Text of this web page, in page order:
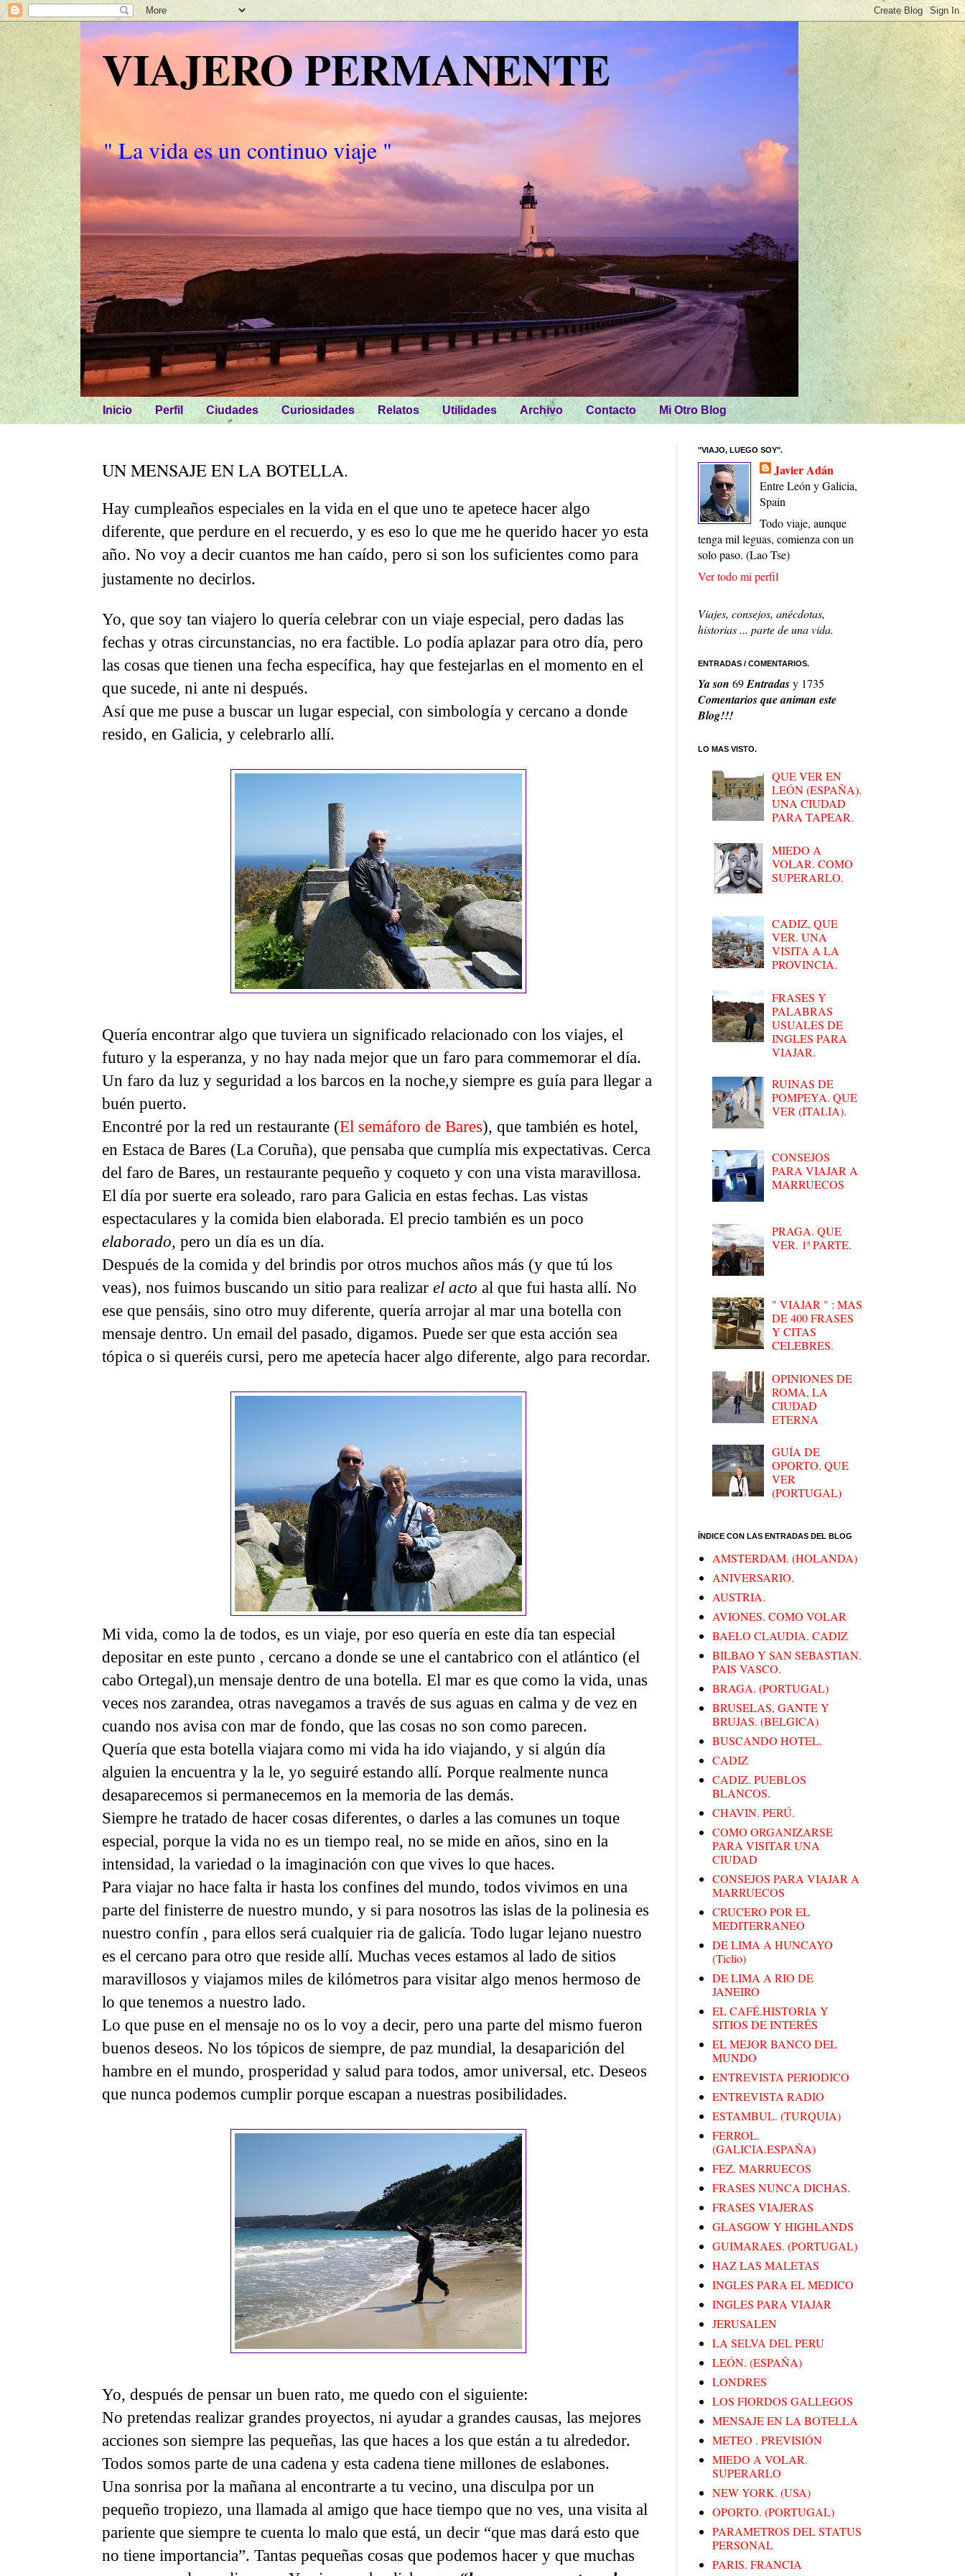
VIAJERO PERMANENTE
" La vida es un continuo viaje "
Inicio Perfil Ciudades Curiosidades Relatos Utilidades Archivo Contacto Mi Otro Blog
UN MENSAJE EN LA BOTELLA.
Hay cumpleaños especiales en la vida en el que uno te apetece hacer algo
diferente, que perdure en el recuerdo, y es eso lo que me he querido hacer yo esta
año. No voy a decir cuantos me han caído, pero si son los suficientes como para
justamente no decirlos.
Yo, que soy tan viajero lo quería celebrar con un viaje especial, pero dadas las
fechas y otras circunstancias, no era factible. Lo podía aplazar para otro día, pero
las cosas que tienen una fecha específica, hay que festejarlas en el momento en el
que sucede, ni ante ni después.
Así que me puse a buscar un lugar especial, con simbología y cercano a donde
resido, en Galicia, y celebrarlo allí.
Quería encontrar algo que tuviera un significado relacionado con los viajes, el
futuro y la esperanza, y no hay nada mejor que un faro para commemorar el día.
Un faro da luz y seguridad a los barcos en la noche,y siempre es guía para llegar a
buén puerto.
Encontré por la red un restaurante (El semáforo de Bares), que también es hotel,
en Estaca de Bares (La Coruña), que pensaba que cumplía mis expectativas. Cerca
del faro de Bares, un restaurante pequeño y coqueto y con una vista maravillosa.
El día por suerte era soleado, raro para Galicia en estas fechas. Las vistas
espectaculares y la comida bien elaborada. El precio también es un poco
elaborado, pero un día es un día.
Después de la comida y del brindis por otros muchos años más (y que tú los
veas), nos fuimos buscando un sitio para realizar el acto al que fui hasta allí. No
ese que pensáis, sino otro muy diferente, quería arrojar al mar una botella con
mensaje dentro. Un email del pasado, digamos. Puede ser que esta acción sea
tópica o si queréis cursi, pero me apetecía hacer algo diferente, algo para recordar.
Mi vida, como la de todos, es un viaje, por eso quería en este día tan especial
depositar en este punto , cercano a donde se une el cantabrico con el atlántico (el
cabo Ortegal),un mensaje dentro de una botella. El mar es que como la vida, unas
veces nos zarandea, otras navegamos a través de sus aguas en calma y de vez en
cuando nos avisa con mar de fondo, que las cosas no son como parecen.
Quería que esta botella viajara como mi vida ha ido viajando, y si algún día
alguien la encuentra y la le, yo seguiré estando allí. Porque realmente nunca
desaparecemos si permanecemos en la memoria de las demás.
Siempre he tratado de hacer cosas diferentes, o darles a las comunes un toque
especial, porque la vida no es un tiempo real, no se mide en años, sino en la
intensidad, la variedad o la imaginación con que vives lo que haces.
Para viajar no hace falta ir hasta los confines del mundo, todos vivimos en una
parte del finisterre de nuestro mundo, y si para nosotros las islas de la polinesia es
nuestro confín , para ellos será cualquier ria de galicía. Todo lugar lejano nuestro
es el cercano para otro que reside allí. Muchas veces estamos al lado de sitios
maravillosos y viajamos miles de kilómetros para visitar algo menos hermoso de
lo que tenemos a nuestro lado.
Lo que puse en el mensaje no os lo voy a decir, pero una parte del mismo fueron
buenos deseos. No los tópicos de siempre, de paz mundial, la desaparición del
hambre en el mundo, prosperidad y salud para todos, amor universal, etc. Deseos
que nunca podemos cumplir porque escapan a nuestras posibilidades.
Yo, después de pensar un buen rato, me quedo con el siguiente:
No pretendas realizar grandes proyectos, ni ayudar a grandes causas, las mejores
acciones son siempre las pequeñas, las que haces a los que están a tu alrededor.
Todos somos parte de una cadena y esta cadena tiene millones de eslabones.
Una sonrisa por la mañana al encontrarte a tu vecino, una disculpa por un
pequeño tropiezo, una llamada al amigo que hace tiempo que no ves, una visita al
pariente que siempre te cuenta lo malo que está, un decir “que mas dará esto que
no tiene importancia”. Tantas pequeñas cosas que podemos hacer y que muchas
"VIAJO, LUEGO SOY".
Javier Adán
Entre León y Galicia,
Spain
Todo viaje, aunque
tenga mil leguas, comienza con un
solo paso. (Lao Tse)
Ver todo mi perfil
Viajes, consejos, anécdotas,
historias ... parte de una vida.
ENTRADAS / COMENTARIOS.
Ya son 69Entradasy 1735
Comentarios que animan este
Blog!!!
LO MAS VISTO.
QUE VER EN
LEÓN (ESPAÑA).
UNA CIUDAD
PARA TAPEAR.
MIEDO A
VOLAR. COMO
SUPERARLO.
CADIZ, QUE
VER. UNA
VISITA A LA
PROVINCIA.
FRASES Y
PALABRAS
USUALES DE
INGLES PARA
VIAJAR.
RUINAS DE
POMPEYA. QUE
VER (ITALIA).
CONSEJOS
PARA VIAJAR A
MARRUECOS
PRAGA. QUE
VER. 1ª PARTE.
" VIAJAR " : MAS
DE 400 FRASES
Y CITAS
CELEBRES.
OPINIONES DE
ROMA, LA
CIUDAD
ETERNA
GUÍA DE
OPORTO. QUE
VER
(PORTUGAL)
ÍNDICE CON LAS ENTRADAS DEL BLOG
AMSTERDAM. (HOLANDA)
ANIVERSARIO.
AUSTRIA.
AVIONES. COMO VOLAR
BAELO CLAUDIA. CADIZ
BILBAO Y SAN SEBASTIAN.
PAIS VASCO.
BRAGA. (PORTUGAL)
BRUSELAS, GANTE Y
BRUJAS. (BELGICA)
BUSCANDO HOTEL.
CADIZ
CADIZ. PUEBLOS
BLANCOS.
CHAVIN. PERÚ.
COMO ORGANIZARSE
PARA VISITAR UNA
CIUDAD
CONSEJOS PARA VIAJAR A
MARRUECOS
CRUCERO POR EL
MEDITERRANEO
DE LIMA A HUNCAYO
(Ticlio)
DE LIMA A RIO DE
JANEIRO
EL CAFÉ.HISTORIA Y
SITIOS DE INTERÉS
EL MEJOR BANCO DEL
MUNDO
ENTREVISTA PERIODICO
ENTREVISTA RADIO
ESTAMBUL. (TURQUIA)
FERROL.
(GALICIA.ESPAÑA)
FEZ. MARRUECOS
FRASES NUNCA DICHAS.
FRASES VIAJERAS
GLASGOW Y HIGHLANDS
GUIMARAES. (PORTUGAL)
HAZ LAS MALETAS
INGLES PARA EL MEDICO
INGLES PARA VIAJAR
JERUSALEN
LA SELVA DEL PERU
LEÓN. (ESPAÑA)
LONDRES
LOS FIORDOS GALLEGOS
MENSAJE EN LA BOTELLA
METEO . PREVISIÓN
MIEDO A VOLAR.
SUPERARLO
NEW YORK. (USA)
OPORTO. (PORTUGAL)
PARAMETROS DEL STATUS
PERSONAL
PARIS. FRANCIA